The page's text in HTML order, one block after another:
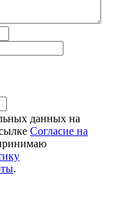
данных на
Согласие на
.